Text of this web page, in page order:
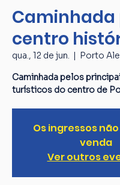
Caminhada
centro
qua., 12 de jun.
  |
Porto
Caminhada pelos
turísticos do centro de
Os ingressos
venda
Ver outros